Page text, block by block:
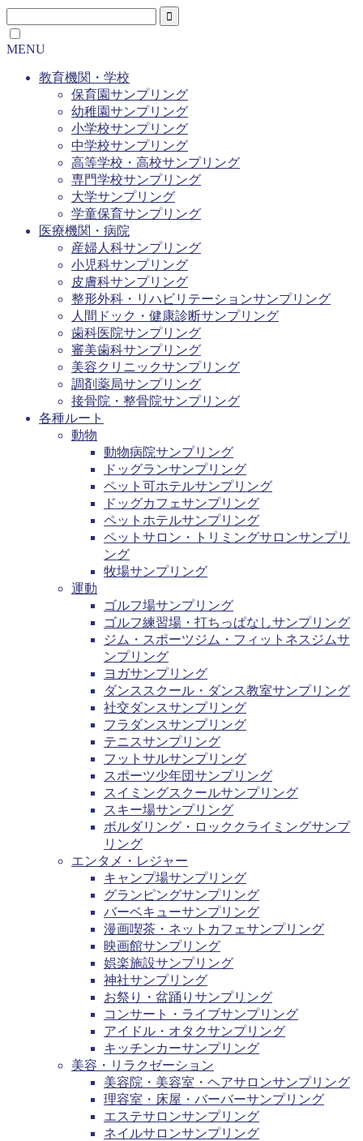
MENU
教育機関・学校
保育園サンプリング
幼稚園サンプリング
小学校サンプリング
中学校サンプリング
高等学校・高校サンプリング
専門学校サンプリング
大学サンプリング
学童保育サンプリング
医療機関・病院
産婦人科サンプリング
小児科サンプリング
皮膚科サンプリング
整形外科・リハビリテーションサンプリング
人間ドック・健康診断サンプリング
歯科医院サンプリング
審美歯科サンプリング
美容クリニックサンプリング
調剤薬局サンプリング
接骨院・整骨院サンプリング
各種ルート
動物
動物病院サンプリング
ドッグランサンプリング
ペット可ホテルサンプリング
ドッグカフェサンプリング
ペットホテルサンプリング
ペットサロン・トリミングサロンサンプリ
ング
牧場サンプリング
運動
ゴルフ場サンプリング
ゴルフ練習場・打ちっぱなしサンプリング
ジム・スポーツジム・フィットネスジムサ
ンプリング
ヨガサンプリング
ダンススクール・ダンス教室サンプリング
社交ダンスサンプリング
フラダンスサンプリング
テニスサンプリング
フットサルサンプリング
スポーツ少年団サンプリング
スイミングスクールサンプリング
スキー場サンプリング
ボルダリング・ロッククライミングサンプ
リング
エンタメ・レジャー
キャンプ場サンプリング
グランピングサンプリング
バーベキューサンプリング
漫画喫茶・ネットカフェサンプリング
映画館サンプリング
娯楽施設サンプリング
神社サンプリング
お祭り・盆踊りサンプリング
コンサート・ライブサンプリング
アイドル・オタクサンプリング
キッチンカーサンプリング
美容・リラクゼーション
美容院・美容室・ヘアサロンサンプリング
理容室・床屋・バーバーサンプリング
エステサロンサンプリング
ネイルサロンサンプリング